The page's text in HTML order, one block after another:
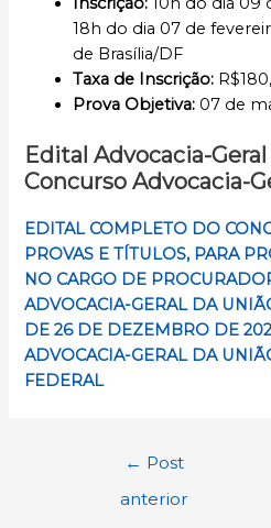
18h do dia 07 de
de Brasília/DF
Taxa de Inscrição:
Prova Objetiva: 07 de
Edital Advocacia-
Concurso Advocacia-
EDITAL COMPLETO DO
PROVAS E TÍTULOS, PARA
NO CARGO DE
ADVOCACIA-GERAL DA
DE 26 DE DEZEMBRO DE
ADVOCACIA-GERAL DA
FEDERAL
Navegação
← Post
anterior